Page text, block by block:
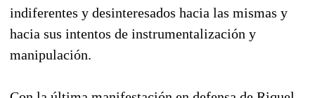
indiferentes y desinteresados hacia las mismas y
hacia sus intentos de instrumentalización y
manipulación.